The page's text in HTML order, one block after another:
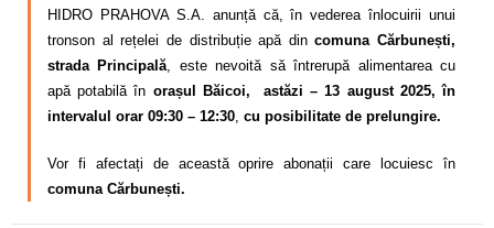
HIDRO PRAHOVA S.A. anunță că, în vederea înlocuirii unui
tronson al rețelei de distribuție apă dincomuna Cărbunești,
strada Principală , este nevoită să întrerupă alimentarea cu
apă potabilă în orașul Băicoi, astăzi – 13 august 2025, în
intervalul orar 09:30 – 12:30 cu posibilitate de prelungire.
Vor fi afectați de această oprire abonații care locuiesc în
comuna Cărbunești.